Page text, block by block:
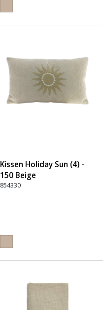
Kissen Holiday Sun (4) -
150 Beige
854330